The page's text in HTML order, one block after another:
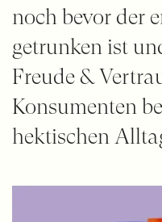
noch bevor der
getrunken ist
Freude &
Konsumenten
hektischen